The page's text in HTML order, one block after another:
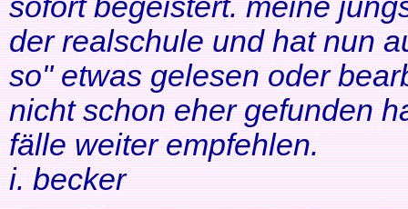
sofort begeistert. meine
der realschule und hat nun
so" etwas gelesen oder
nicht schon eher gefunden
fälle weiter empfehlen.
i. becker